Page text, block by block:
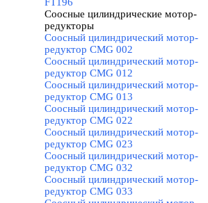
Соосные цилиндрические мотор-
редукторы
Соосный цилиндрический мотор-
редуктор CMG 002
Соосный цилиндрический мотор-
редуктор CMG 012
Соосный цилиндрический мотор-
редуктор CMG 013
Соосный цилиндрический мотор-
редуктор CMG 022
Соосный цилиндрический мотор-
редуктор CMG 023
Соосный цилиндрический мотор-
редуктор CMG 032
Соосный цилиндрический мотор-
редуктор CMG 033